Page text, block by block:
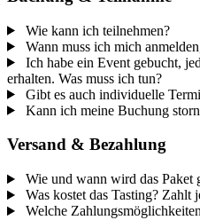
Wie kann ich teilnehmen?
Wann muss ich mich
Ich habe ein Event gebucht,
erhalten. Was muss ich tun?
Gibt es auch individuelle
Kann ich meine Buchung
Versand & Bezahlung
Wie und wann wird das Paket
Was kostet das Tasting? Zahlt
Welche